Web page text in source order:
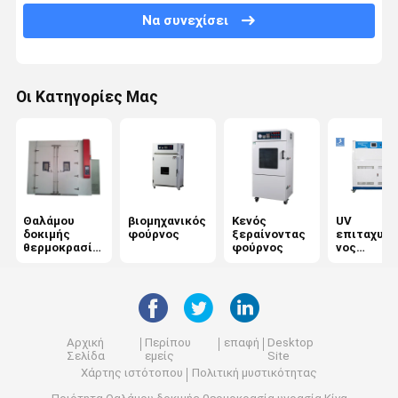
Μηχανής έλξεως
πλαστικός εξοπλισμός δοκιμής
Εξοπλισμό δοκιμών καουτσούκ
Αλάτι θαλάμου δοκιμής ψεκασμού
Εξοπλισμός δοκιμής συσκευασίας
όργανα δοκιμής εγγράφου
υφαντικός εξοπλισμός δοκιμής
Συγκολλητικός εξοπλισμός δοκιμής
Να συνεχίσει
Οι Κατηγορίες Μας
Θαλάμου
δοκιμής
θερμοκρασία
βιομηχανικός
φούρνος
Κενός
ξεραίνοντας
φούρνος
UV
νος
Αρχική
Σελίδα
Περίπου
εμείς
επαφή
Desktop
Site
Χάρτης ιστότοπου
Πολιτική μυστικότητας